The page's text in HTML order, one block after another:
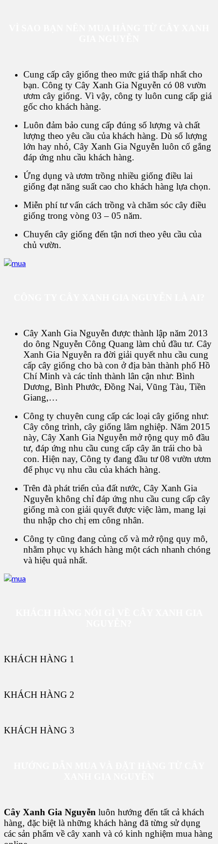
Cung cấp cây giống theo mức giá thấp nhất cho
bạn. Công ty Cây Xanh Gia Nguyễn có 08 vườn
ươm cây giống. Vì vậy, công ty luôn cung cấp giá
gốc cho khách hàng.
Luôn đảm bảo cung cấp đúng số lượng và chất
lượng theo yêu cầu của khách hàng. Dù số lượng
lớn hay nhỏ, Cây Xanh Gia Nguyễn luôn cố gắng
đáp ứng nhu cầu khách hàng.
Ứng dụng và ươm trồng nhiều giống điều lai
giống đạt năng suất cao cho khách hàng lựa chọn.
Miễn phí tư vấn cách trồng và chăm sóc cây điều
giống trong vòng 03 – 05 năm.
Chuyển cây giống đến tận nơi theo yêu cầu của
chủ vườn.
Cây Xanh Gia Nguyễn được thành lập năm 2013
do ông Nguyễn Công Quang làm chủ đầu tư. Cây
Xanh Gia Nguyễn ra đời giải quyết nhu cầu cung
cấp cây giống cho bà con ở địa bàn thành phố Hồ
Chí Minh và các tỉnh thành lân cận như: Bình
Dương, Bình Phước, Đồng Nai, Vũng Tàu, Tiền
Giang,…
Công ty chuyên cung cấp các loại cây giống như:
Cây công trình, cây giống lâm nghiệp. Năm 2015
này, Cây Xanh Gia Nguyễn mở rộng quy mô đầu
tư, đáp ứng nhu cầu cung cấp cây ăn trái cho bà
con. Hiện nay, Công ty đang đầu tư 08 vườn ươm
để phục vụ nhu cầu của khách hàng.
Trên đà phát triển của đất nước, Cây Xanh Gia
Nguyễn không chỉ đáp ứng nhu cầu cung cấp cây
giống mà con giải quyết được việc làm, mang lại
thu nhập cho chị em công nhân.
Công ty cũng đang củng cố và mở rộng quy mô,
nhằm phục vụ khách hàng một cách nhanh chóng
và hiệu quả nhất.
KHÁCH HÀNG 1
KHÁCH HÀNG 2
KHÁCH HÀNG 3
Cây Xanh Gia Nguyễn luôn hướng đến tất cả khách
hàng, đặc biệt là những khách hàng đã từng sử dụng
các sản phẩm về cây xanh và có kinh nghiệm mua hàng